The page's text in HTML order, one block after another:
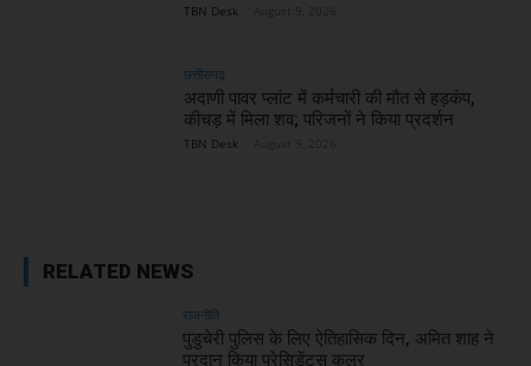
TBN Desk
छत्तीसगढ़
अदाणी पावर प्लांट में कर्मचारी की मौत से हड़कंप,
कीचड़ में मिला शव; परिजनों ने किया प्रदर्शन
TBN Desk
RELATED NEWS
राजनीति
पुडुचेरी पुलिस के लिए ऐतिहासिक दिन, अमित शाह ने
प्रदान किया प्रेसिडेंट्स कलर